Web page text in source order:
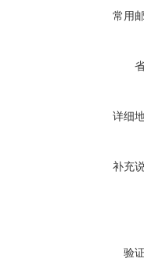
常用
详细
补充
验